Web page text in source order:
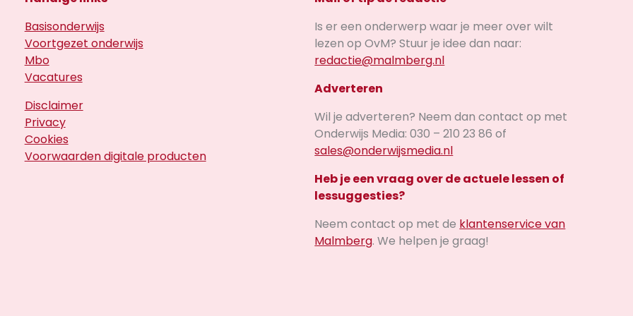
Basisonderwijs
Voortgezet onderwijs
Mbo
Vacatures
Disclaimer
Privacy
Cookies
Voorwaarden digitale producten
Is er een onderwerp waar je meer over wilt
lezen op OvM? Stuur je idee dan naar:
redactie@malmberg.nl
Adverteren
Wil je adverteren? Neem dan contact op met
Onderwijs Media: 030 – 210 23 86 of
sales@onderwijsmedia.nl
Heb je een vraag over de actuele lessen of
lessuggesties?
Neem contact op met de klantenservice van
Malmberg. We helpen je graag!